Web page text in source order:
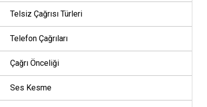
Telsiz Çağrısı Türleri
Telefon Çağrıları
Çağrı Önceliği
Ses Kesme